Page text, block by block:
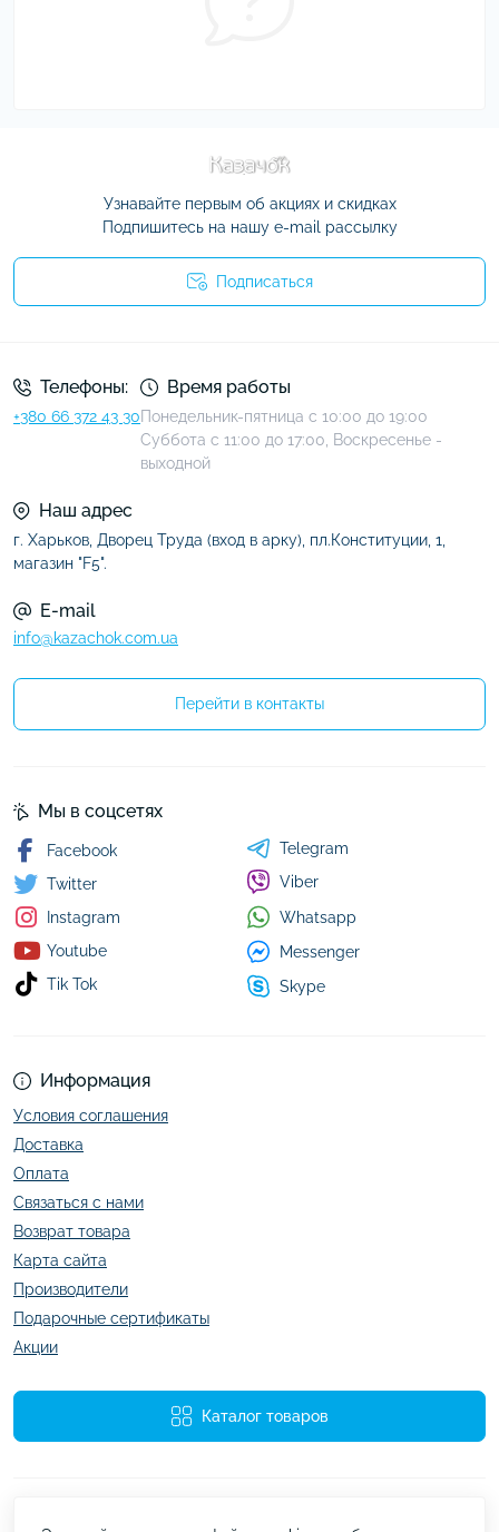
Узнавайте первым об акциях и скидках
Подпишитесь на нашу e-mail рассылку
Подписаться
Телефоны:
+380 66 372 43 30
Время работы
Понедельник-пятница с 10:00 до 19:00
Суббота с 11:00 до 17:00, Воскресенье -
выходной
Наш адрес
г. Харьков, Дворец Труда (вход в арку), пл.Конституции, 1,
магазин "F5".
E-mail
info@kazachok.com.ua
Перейти в контакты
Информация
Условия соглашения
Доставка
Оплата
Связаться с нами
Возврат товара
Карта сайта
Производители
Подарочные сертификаты
Акции
Каталог товаров
Мы в соцсетях
Facebook
Twitter
Instagram
Youtube
Tik Tok
Telegram
Viber
Whatsapp
Messenger
Skype